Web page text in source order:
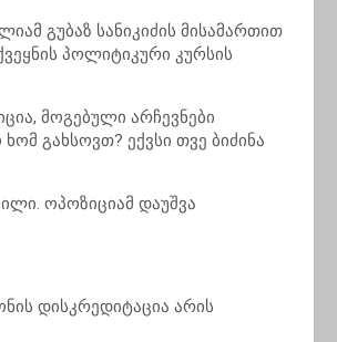
გუბაზ სანიკიძის მისამართით
პოლიტიკური კურსის
მოგებული არჩევნები
გახსოვთ? ექვსი თვე ბიძინა
ოპოზიციამ დაუშვა
დისკრედიტაცია არის